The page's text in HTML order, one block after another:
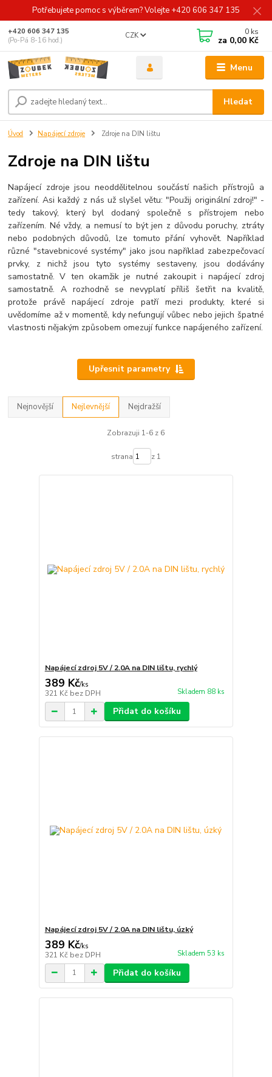
Potřebujete pomoc s výběrem? Volejte +420 606 347 135
Menu
CZK
Hledat
+420 606 347 135
(Po-Pá 8-16 hod.)
0 ks
za 0,00 Kč
Úvod Napájecí zdroje Zdroje na DIN lištu
Zdroje na DIN lištu
Napájecí zdroje jsou neoddělitelnou součástí našich přístrojů a
zařízení. Asi každý z nás už slyšel větu: "Použij originální zdroj!" -
tedy takový, který byl dodaný společně s přístrojem nebo
zařízením. Né vždy, a nemusí to být jen z důvodu poruchy, ztráty
nebo podobných důvodů, lze tomuto přání vyhovět. Například
různé "stavebnicové systémy" jako jsou například zabezpečovací
prvky, z nichž jsou tyto systémy sestaveny, jsou dodávány
samostatně. V ten okamžik je nutné zakoupit i napájecí zdroj
samostatně. A rozhodně se nevyplatí příliš šetřit na kvalitě,
protože právě napájecí zdroje patří mezi produkty, které si
uvědomíme až v momentě, kdy nefungují vůbec nebo jejich špatné
vlastnosti nějakým způsobem omezují funkce napájeného zařízení.
Upřesnit parametry
Nejnovější Nejlevnější Nejdražší
Zobrazuji 1-6 z 6
strana z 1
Napájecí zdroj 5V / 2.0A na DIN lištu, rychlý
389 Kč/ks
321 Kč bez DPH Skladem 88 ks
Přidat do košíku
Napájecí zdroj 5V / 2.0A na DIN lištu, úzký
389 Kč/ks
321 Kč bez DPH Skladem 53 ks
Přidat do košíku